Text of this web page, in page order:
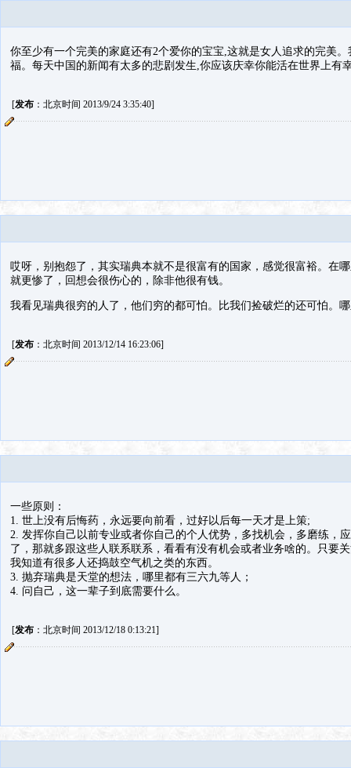
你至少有一个完美的家庭还有2个爱你的宝宝,这就是女人追求的完美
福。每天中国的新闻有太多的悲剧发生,你应该庆幸你能活在世界上有
[发布：北京时间 2013/9/24 3:35:40]
哎呀，别抱怨了，其实瑞典本就不是很富有的国家，感觉很富裕。在
就更惨了，回想会很伤心的，除非他很有钱。
我看见瑞典很穷的人了，他们穷的都可怕。比我们捡破烂的还可怕。
[发布：北京时间 2013/12/14 16:23:06]
一些原则：
1. 世上没有后悔药，永远要向前看，过好以后每一天才是上策;
2. 发挥你自己以前专业或者你自己的个人优势，多找机会，多磨练，
了，那就多跟这些人联系联系，看看有没有机会或者业务啥的。只要
我知道有很多人还捣鼓空气机之类的东西。
3. 抛弃瑞典是天堂的想法，哪里都有三六九等人；
4. 问自己，这一辈子到底需要什么。
[发布：北京时间 2013/12/18 0:13:21]